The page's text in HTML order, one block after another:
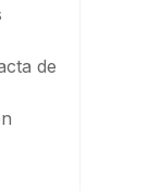
de